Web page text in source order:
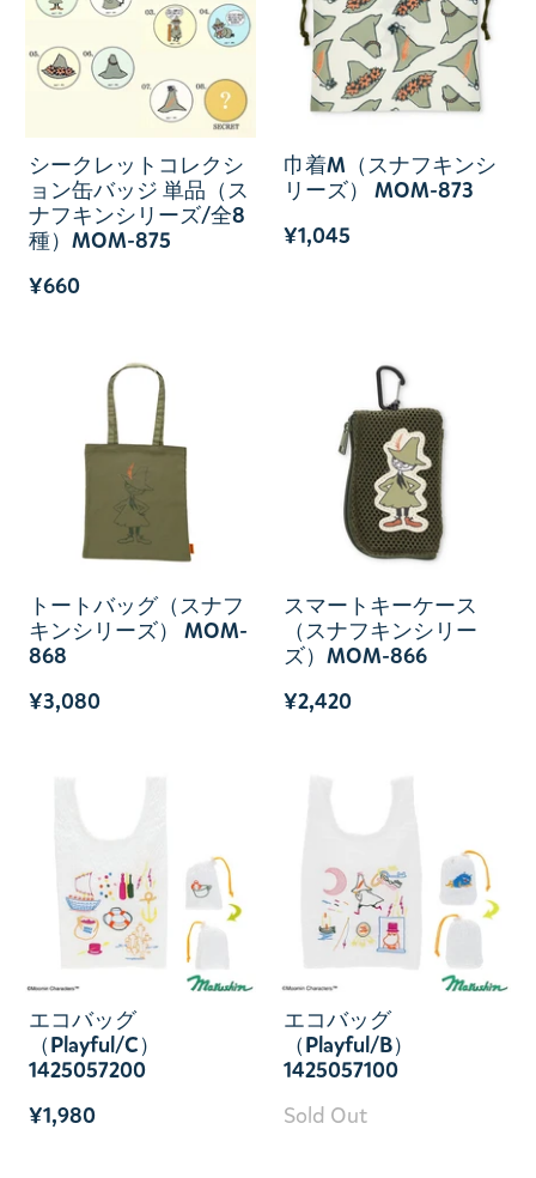
シークレットコレクシ
ョン缶バッジ 単品（ス
ナフキンシリーズ/全8
種）MOM-875
¥660
巾着M（スナフキンシ
リーズ） MOM-873
¥1,045
トートバッグ（スナフ
キンシリーズ） MOM-
868
¥3,080
スマートキーケース
（スナフキンシリー
ズ）MOM-866
¥2,420
エコバッグ
（Playful/C）
1425057200
¥1,980
エコバッグ
（Playful/B）
1425057100
Sold Out